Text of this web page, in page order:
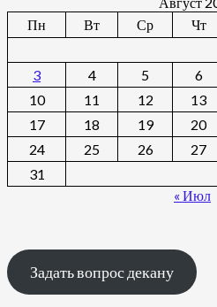
Пн
Вт Ср Чт
3
4 5 6
10
11 12 13
17
18 19 20
24
25 26 27
31
« Июл
Задать вопрос декану